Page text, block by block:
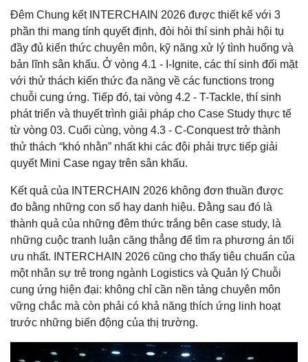
Đêm Chung kết INTERCHAIN 2026 được thiết kế với 3
phần thi mang tính quyết định, đòi hỏi thí sinh phải hội tụ
đầy đủ kiến thức chuyên môn, kỹ năng xử lý tình huống và
bản lĩnh sân khấu. Ở vòng 4.1 - I-Ignite, các thí sinh đối mặt
với thử thách kiến thức đa năng về các functions trong
chuỗi cung ứng. Tiếp đó, tại vòng 4.2 - T-Tackle, thí sinh
phát triển và thuyết trình giải pháp cho Case Study thực tế
từ vòng 03. Cuối cùng, vòng 4.3 - C-Conquest trở thành
thử thách “khó nhằn” nhất khi các đội phải trực tiếp giải
quyết Mini Case ngay trên sân khấu.
Kết quả của INTERCHAIN 2026 không đơn thuần được
đo bằng những con số hay danh hiệu. Đằng sau đó là
thành quả của những đêm thức trắng bên case study, là
những cuộc tranh luận căng thẳng để tìm ra phương án tối
ưu nhất. INTERCHAIN 2026 cũng cho thấy tiêu chuẩn của
một nhân sự trẻ trong ngành Logistics và Quản lý Chuỗi
cung ứng hiện đại: không chỉ cần nền tảng chuyên môn
vững chắc mà còn phải có khả năng thích ứng linh hoạt
trước những biến động của thị trường.